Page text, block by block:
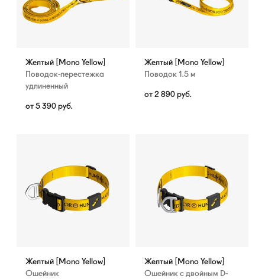
Желтый [Mono Yellow]
Поводок-перестежка
удлиненный
от 5 390 руб.
Желтый [Mono Yellow]
Поводок 1.5 м
от 2 890 руб.
Желтый [Mono Yellow]
Ошейник
Желтый [Mono Yellow]
Ошейник с двойным D-